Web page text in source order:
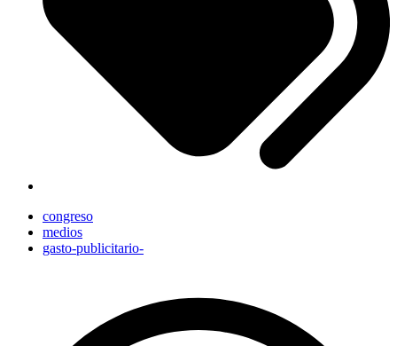
congreso
medios
gasto-publicitario-